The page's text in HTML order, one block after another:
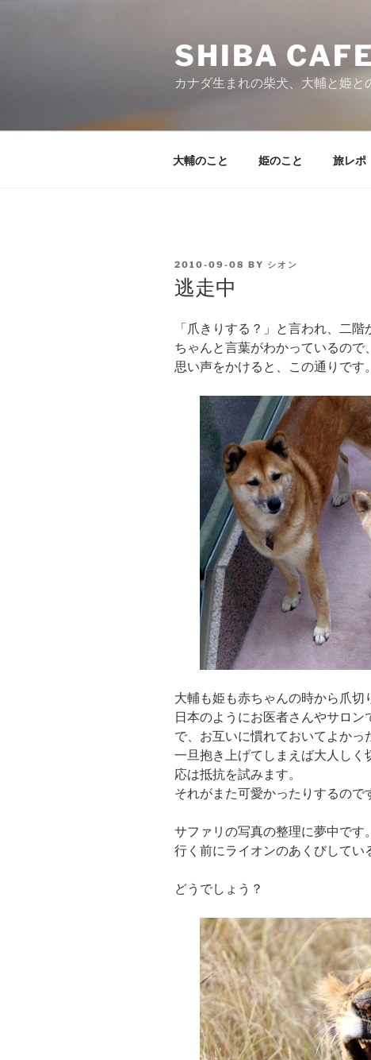
SHIBA
カナダ生まれの柴犬、大輔と姫と
大輔のこと 姫のこと 旅レポ
POSTED
ON
2010-09-08 BY シオン
逃走中
「爪きりする？」と言われ、二
ちゃんと言葉がわかっているので
思い声をかけると、この通りです。
大輔も姫も赤ちゃんの時から爪切
日本のようにお医者さんやサロ
で、お互いに慣れておいてよかっ
一旦抱き上げてしまえば大人し
応は抵抗を試みます。
それがまた可愛かったりするので
サファリの写真の整理に夢中です。
行く前にライオンのあくびしてい
どうでしょう？